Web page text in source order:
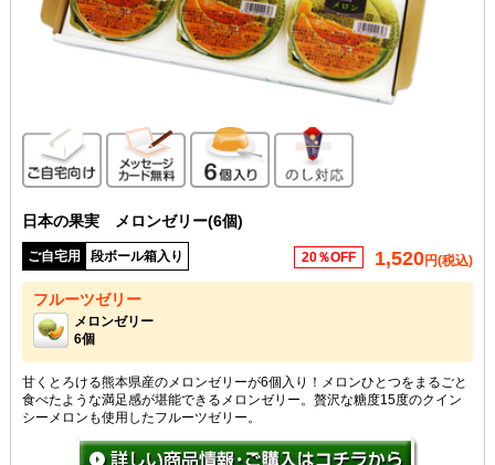
ご自宅向けメッセージカード無料
6個入り のし対応
日本の果実 メロンゼリー(6個)
ご自宅用 段ボール箱入り 20％OFF 1,520円(税込)
フルーツゼリー
メロンゼリー
6個
甘くとろける熊本県産のメロンゼリーが6個入り！メロンひとつをまるごと
食べたような満足感が堪能できるメロンゼリー。贅沢な糖度15度のクイン
シーメロンも使用したフルーツゼリー。